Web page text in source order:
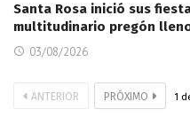
Santa Rosa inició sus
multitudinario pregón
03/08/2026
ANTERIOR PRÓXIMO 1